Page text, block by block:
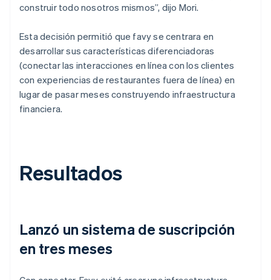
construir todo nosotros mismos”, dijo Mori.
Esta decisión permitió que favy se centrara en
desarrollar sus características diferenciadoras
(conectar las interacciones en línea con los clientes
con experiencias de restaurantes fuera de línea) en
lugar de pasar meses construyendo infraestructura
financiera.
Resultados
Lanzó un sistema de suscripción
en tres meses